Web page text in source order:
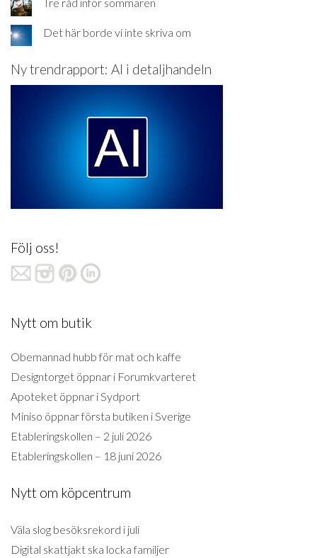
Det här borde vi inte skriva om
Ny trendrapport: AI i detaljhandeln
Följ oss!
Nytt om butik
Obemannad hubb för mat och kaffe
Designtorget öppnar i Forumkvarteret
Apoteket öppnar i Sydport
Miniso öppnar första butiken i Sverige
Etableringskollen – 2 juli 2026
Etableringskollen – 18 juni 2026
Nytt om köpcentrum
Väla slog besöksrekord i juli
Digital skattjakt ska locka familjer